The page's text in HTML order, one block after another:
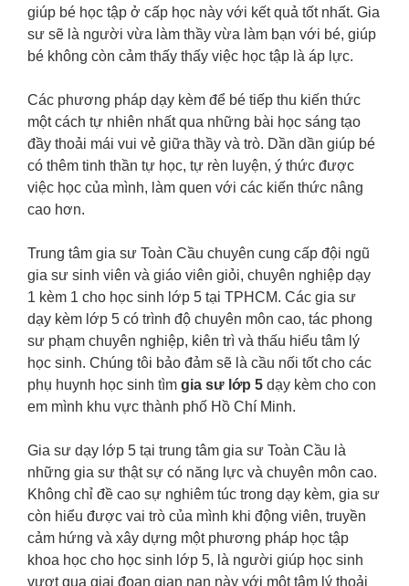
giúp bé học tập ở cấp học này với kết quả tốt nhất. Gia
sư sẽ là người vừa làm thầy vừa làm bạn với bé, giúp
bé không còn cảm thấy thấy việc học tập là áp lực.
Các phương pháp dạy kèm để bé tiếp thu kiến thức
một cách tự nhiên nhất qua những bài học sáng tạo
đầy thoải mái vui vẻ giữa thầy và trò. Dần dần giúp bé
có thêm tinh thần tự học, tự rèn luyện, ý thức được
việc học của mình, làm quen với các kiến thức nâng
cao hơn.
Trung tâm gia sư Toàn Cầu chuyên cung cấp đội ngũ
gia sư sinh viên và giáo viên giỏi, chuyên nghiệp dạy
1 kèm 1 cho học sinh lớp 5 tại TPHCM. Các gia sư
dạy kèm lớp 5 có trình độ chuyên môn cao, tác phong
sư phạm chuyên nghiệp, kiên trì và thấu hiểu tâm lý
học sinh. Chúng tôi bảo đảm sẽ là cầu nối tốt cho các
phụ huynh học sinh tìm gia sư lớp 5 dạy kèm cho con
em mình khu vực thành phố Hồ Chí Minh.
Gia sư dạy lớp 5 tại trung tâm gia sư Toàn Cầu là
những gia sư thật sự có năng lực và chuyên môn cao.
Không chỉ đề cao sự nghiêm túc trong dạy kèm, gia sư
còn hiểu được vai trò của mình khi động viên, truyền
cảm hứng và xây dựng một phương pháp học tập
khoa học cho học sinh lớp 5, là người giúp học sinh
vượt qua giai đoạn gian nan này với một tâm lý thoải